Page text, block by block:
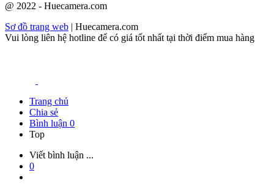
@ 2022 - Huecamera.com
Sơ đồ trang web | Huecamera.com
Vui lòng liên hệ hotline để có giá tốt nhất tại thời điểm mua hàng
Trang chủ
Chia sẻ
Bình luận 0
Top
Viết bình luận ...
0